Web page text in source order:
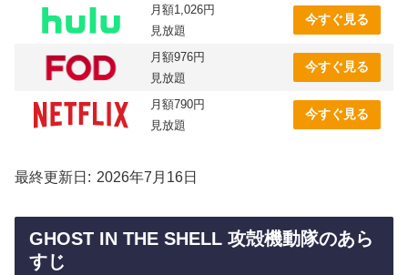
月額1,026円
見放題
今すぐ見る
月額976円
見放題
今すぐ見る
月額790円
見放題
今すぐ見る
最終更新日 2026年7月16日
GHOST IN THE SHELL 攻殻機動隊のあら
すじ